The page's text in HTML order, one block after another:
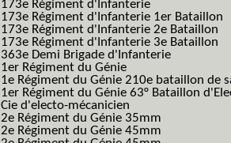
173e Régiment d'Infanterie
173e Régiment d'Infanterie 1er Bataillon
173e Régiment d'Infanterie 2e Bataillon
173e Régiment d'Infanterie 3e Bataillon
363e Demi Brigade d'Infanterie
1er Régiment du Génie
1e Régiment du Génie 210e bataillon de
1er Régiment du Génie 63° Bataillon
Cie d'electo-mécanicien
2e Régiment du Génie 35mm
2e Régiment du Génie 45mm